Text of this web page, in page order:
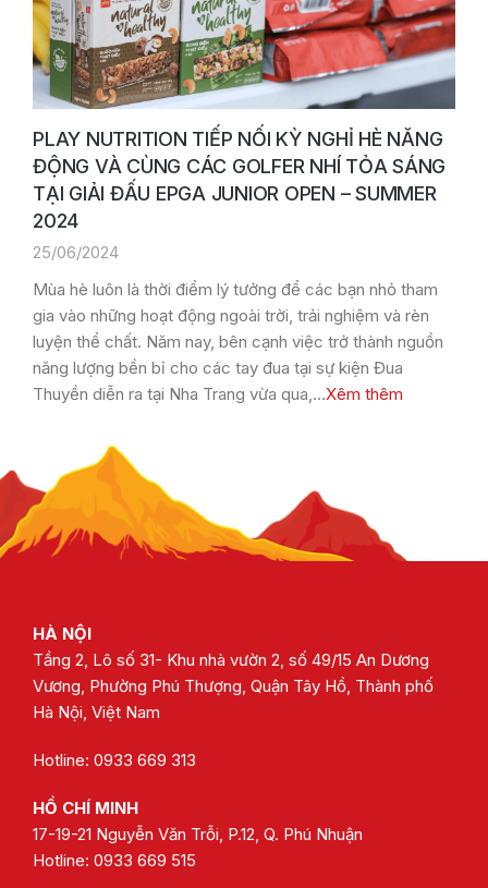
PLAY NUTRITION TIẾP NỐI KỲ NGHỈ HÈ NĂNG
ĐỘNG VÀ CÙNG CÁC GOLFER NHÍ TỎA SÁNG
TẠI GIẢI ĐẤU EPGA JUNIOR OPEN – SUMMER
2024
25/06/2024
Mùa hè luôn là thời điểm lý tưởng để các bạn nhỏ tham
gia vào những hoạt động ngoài trời, trải nghiệm và rèn
luyện thể chất. Năm nay, bên cạnh việc trở thành nguồn
năng lượng bền bỉ cho các tay đua tại sự kiện Đua
Thuyền diễn ra tại Nha Trang vừa qua,…Xêm thêm
HÀ NỘI
Tầng 2, Lô số 31- Khu nhà vườn 2, số 49/15 An Dương
Vương, Phường Phú Thượng, Quận Tây Hồ, Thành phố
Hà Nội, Việt Nam
Hotline: 0933 669 313
HỒ CHÍ MINH
17-19-21 Nguyễn Văn Trỗi, P.12, Q. Phú Nhuận
Hotline: 0933 669 515